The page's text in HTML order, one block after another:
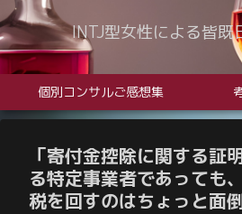
INTJ型女性による皆既
個別コンサルご感想集
「寄付金控除に関する証
る特定事業者であっても
税を回すのはちょっと面